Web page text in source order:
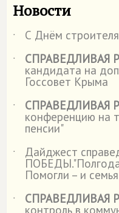
Новости
˙
С Днём
˙
СПРАВЕДЛИВАЯ
кандидата на
Госсовет Крыма
˙
СПРАВЕДЛИВАЯ
конференцию на
пенсии"
˙
Дайджест
ПОБЕДЫ."Полгода
Помогли – и
˙
СПРАВЕДЛИВАЯ
контроль в